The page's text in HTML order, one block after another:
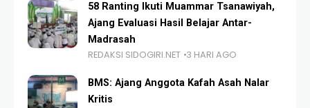
58 Ranting Ikuti Muammar Tsanawiyah,
Ajang Evaluasi Hasil Belajar Antar-
Madrasah
REDAKSI SIDOGIRI.NET 3 HARI AGO
BMS: Ajang Anggota Kafah Asah Nalar
Kritis